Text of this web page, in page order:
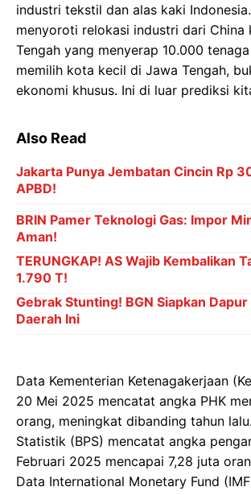
industri tekstil dan alas kaki
menyoroti relokasi industri dari China
Tengah yang menyerap 10.000
memilih kota kecil di Jawa Tengah,
ekonomi khusus. Ini di luar prediksi
Also Read
Jakarta Punya Jembatan Cincin Rp
APBD!
BRIN Pamer Teknologi Gas: Impor
Aman!
TERUNGKAP! AS Wajib Kembalikan
1.790 T!
Gebrak Stunting! BGN Siapkan
Daerah Ini
Data Kementerian Ketenagakerjaan
20 Mei 2025 mencatat angka PHK
orang, meningkat dibanding tahun
Statistik (BPS) mencatat angka
Februari 2025 mencapai 7,28 juta
Data International Monetary Fund